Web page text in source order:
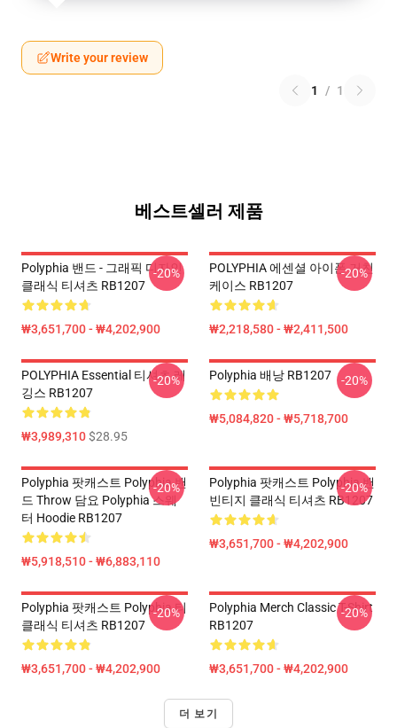
Write your review
1 / 1
베스트셀러 제품
Polyphia 밴드 - 그래픽 디자인
클래식 티셔츠 RB1207
₩3,651,700 - ₩4,202,900
-20%
POLYPHIA 에센셜 아이폰 거친
케이스 RB1207
₩2,218,580 - ₩2,411,500
-20%
POLYPHIA Essential 티셔츠 레
깅스 RB1207
₩3,989,310$28.95
-20% Polyphia 배낭 RB1207
₩5,084,820 - ₩5,718,700
-20%
Polyphia 팟캐스트 Polyphia 밴
드 Throw 담요 Polyphia 스웨
터 Hoodie RB1207
₩5,918,510 - ₩6,883,110
-20%
Polyphia 팟캐스트 Polyphia 밴
빈티지 클래식 티셔츠 RB1207
₩3,651,700 - ₩4,202,900
-20%
Polyphia 팟캐스트 Polyphia 티
클래식 티셔츠 RB1207
₩3,651,700 - ₩4,202,900
-20%
Polyphia Merch Classic T-Shirt
RB1207
₩3,651,700 - ₩4,202,900
-20%
더 보기